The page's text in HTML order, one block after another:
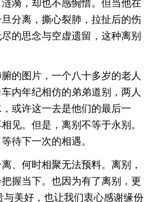
漪，却也不感惋惜。但当他在
分离，撕心裂肺，拉扯后的伤
的思念与空虚遗留，这种离别
的图片，一个八十多岁的老人
内年纪相仿的弟弟道别，两人
或许这一去是他们的最后一
见。但是，离别不等于永别。
待下一次的相遇。
、何时相聚无法预料。离别，
握当下。也因为有了离别，更
与美好，也让我们衷心感谢缘份